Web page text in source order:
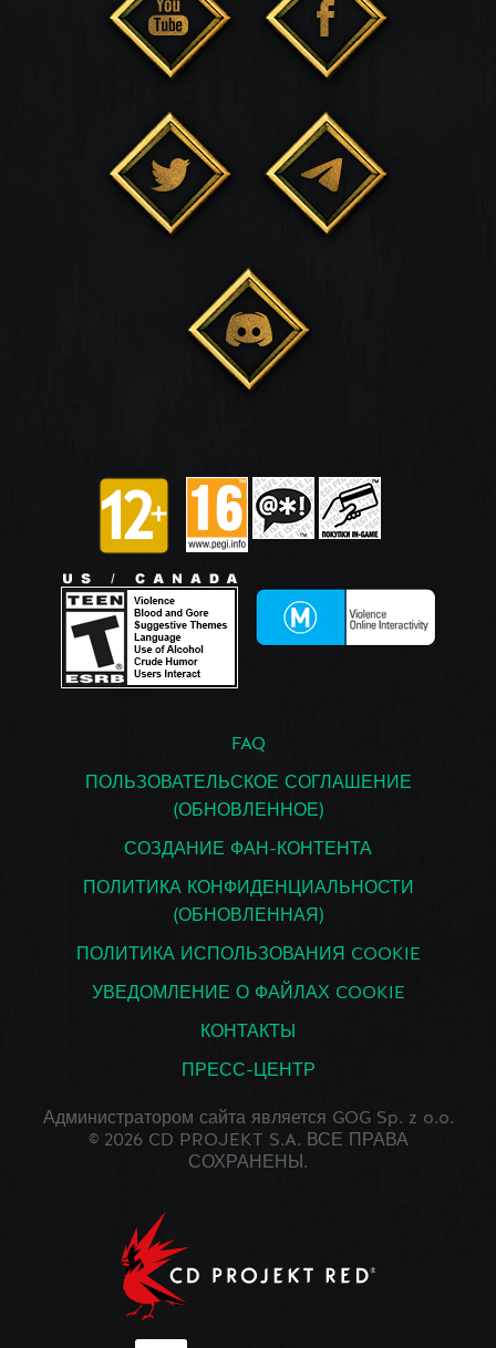
FAQ
ПОЛЬЗОВАТЕЛЬСКОЕ СОГЛАШЕНИЕ
(ОБНОВЛЕННОЕ)
СОЗДАНИЕ ФАН-КОНТЕНТА
ПОЛИТИКА КОНФИДЕНЦИАЛЬНОСТИ
(ОБНОВЛЕННАЯ)
ПОЛИТИКА ИСПОЛЬЗОВАНИЯ COOKIE
УВЕДОМЛЕНИЕ О ФАЙЛАХ COOKIE
КОНТАКТЫ
ПРЕСС-ЦЕНТР
Администратором сайта является GOG Sp. z o.o.
© 2026 CD PROJEKT S.A. ВСЕ ПРАВА
СОХРАНЕНЫ.